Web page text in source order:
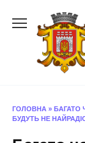
ГОЛОВНА » БАГАТО
БУДУТЬ НЕ